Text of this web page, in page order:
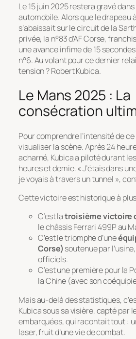
Le 15 juin 2025 restera gravé
automobile. Alors que le drapeau
s’abaissait sur le circuit de la
privée, la n°83 d’AF Corse,
une avance infime de 15
n°6. Au volant pour ce dernier
tension ? Robert Kubica.
Le Mans 2025 : La
consécration
Pour comprendre l’intensité de
visualiser la scène. Après 24
acharné, Kubica a piloté durant
heures et demie.« J’étais dans
je voyais à travers un tunnel »,
Cette victoire est historique à
C’est latroisième victoire
le châssis Ferrari 499P au
C’est le triomphe d’une
Corse) soutenue par
officiels.
C’est une première pour la
la Chine (avec son
Mais au-delà des statistiques,
Kubica sous sa visière, capté par
embarquées, qui racontait tout :
laser, fruit d’une vie de combat.